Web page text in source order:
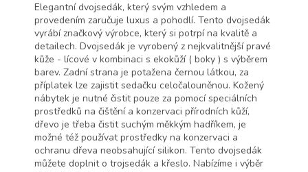
Elegantní dvojsedák, který svým vzhledem a
provedením zaručuje luxus a pohodlí. Tento dvojsedák
vyrábí značkový výrobce, který si potrpí na kvalitě a
detailech. Dvojsedák je vyrobený z nejkvalitnější pravé
kůže - lícové v kombinaci s ekokůží ( boky ) s výběrem
barev. Zadní strana je potažena černou látkou, za
příplatek lze zajistit sedačku celočalouněnou. Kožený
nábytek je nutné čistit pouze za pomocí speciálních
prostředků na čištění a konzervaci přírodních kůží,
dřevo je třeba čistit suchým měkkým hadříkem, je
možné též používat prostředky na konzervaci a
ochranu dřeva neobsahující silikon. Tento dvojsedák
můžete doplnit o trojsedák a křeslo. Nabízíme i výběr